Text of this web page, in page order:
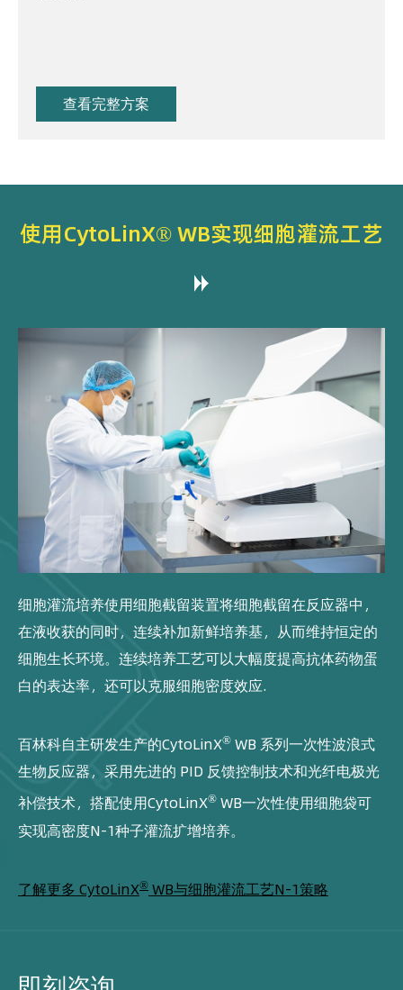
查看完整方案
使用CytoLinX® WB实现细胞灌流工艺
细胞灌流培养使用细胞截留装置将细胞截留在反应器中，
在液收获的同时，连续补加新鲜培养基，从而维持恒定的
细胞生长环境。连续培养工艺可以大幅度提高抗体药物蛋
白的表达率，还可以克服细胞密度效应.
百林科自主研发生产的CytoLinX® WB 系列一次性波浪式
生物反应器，采用先进的 PID 反馈控制技术和光纤电极光
补偿技术，搭配使用CytoLinX® WB一次性使用细胞袋可
实现高密度N-1种子灌流扩增培养。
了解更多 CytoLinX® WB与细胞灌流工艺N-1策略